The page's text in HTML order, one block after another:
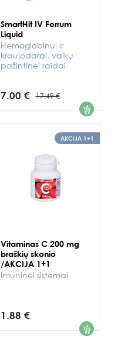
SmartHit IV Ferrum
Liquid
Hemoglobinui ir
kraujodarai, vaikų
pažintinei raidai
7.00 € 17.49 € 1
AKCIJA 1+1
Vitaminas C 200 mg
braškių skonio
/AKCIJA 1+1
Imuninei sistemai
1.88 € 1